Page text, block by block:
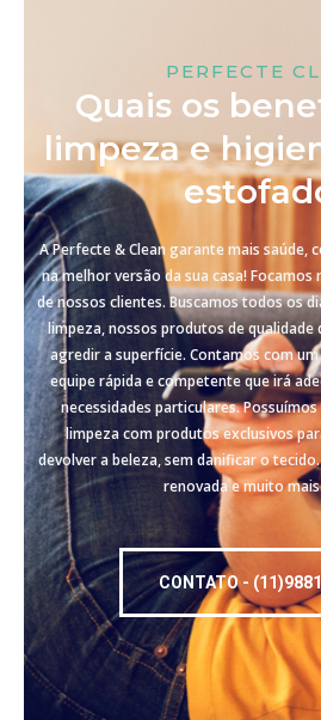
PERFECTE
Quais os
limpeza e
A Perfecte & Clean garante mais saúde,
na melhor versão da sua casa!
de nossos clientes. Buscamos todos os
limpeza, nossos produtos de
agredir a superfície. Contamos com
equipe rápida e competente que irá
necessidades particulares.
limpeza com produtos exclusivos
devolver a beleza, sem danificar o
renovada e muito
CONTATO -